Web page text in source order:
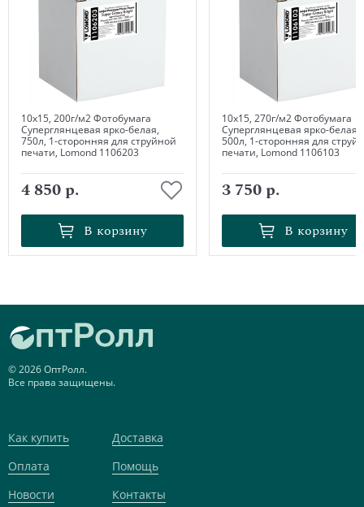
10х15, 200г/м2 Фотобумага
Суперглянцевая ярко-белая,
750л, 1-сторонняя для струйной
печати, Lomond 1106203
4 850 р.
В корзину
В корзину
10х15, 270г/м2 Фотобумага
Суперглянцевая ярко-белая,
500л, 1-сторонняя для
печати, Lomond 1106103
3 750 р.
В корзину
В корзину
© 2026 ОптРолл.
Все права защищены.
Как купить
Доставка
Оплата
Помощь
Новости
Контакты